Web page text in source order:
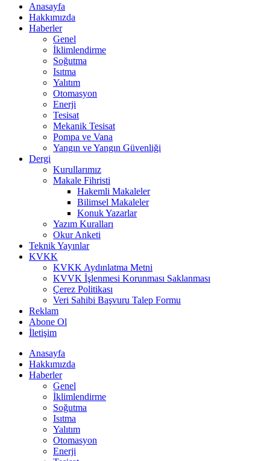
Anasayfa
Hakkımızda
Haberler
Genel
İklimlendirme
Soğutma
Isıtma
Yalıtım
Otomasyon
Enerji
Tesisat
Mekanik Tesisat
Pompa ve Vana
Yangın ve Yangın Güvenliği
Dergi
Kurullarımız
Makale Fihristi
Hakemli Makaleler
Bilimsel Makaleler
Konuk Yazarlar
Yazım Kuralları
Okur Anketi
Teknik Yayınlar
KVKK
KVKK Aydınlatma Metni
KVVK İşlenmesi Korunması Saklanması
Çerez Politikası
Veri Sahibi Başvuru Talep Formu
Reklam
Abone Ol
İletişim
Anasayfa
Hakkımızda
Haberler
Genel
İklimlendirme
Soğutma
Isıtma
Yalıtım
Otomasyon
Enerji